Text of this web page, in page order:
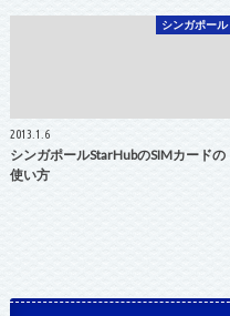
シンガポール
2013.1.6
シンガポールStarHubのSIMカードの
使い方